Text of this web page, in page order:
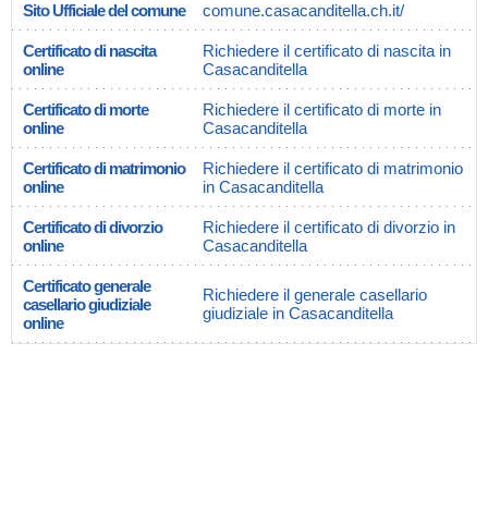
Sito Ufficiale del comune comune.casacanditella.ch.it/
Certificato di nascita
online
Richiedere il certificato di nascita in
Casacanditella
Certificato di morte
online
Richiedere il certificato di morte in
Casacanditella
Certificato di matrimonio
online
Richiedere il certificato di matrimonio
in Casacanditella
Certificato di divorzio
online
Richiedere il certificato di divorzio in
Casacanditella
Certificato generale
casellario giudiziale
online
Richiedere il generale casellario
giudiziale in Casacanditella